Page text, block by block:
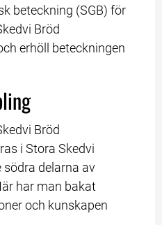
beteckning (SGB) för
Bröd
erhöll beteckningen
Bröd
i Stora Skedvi
södra delarna av
har man bakat
och kunskapen